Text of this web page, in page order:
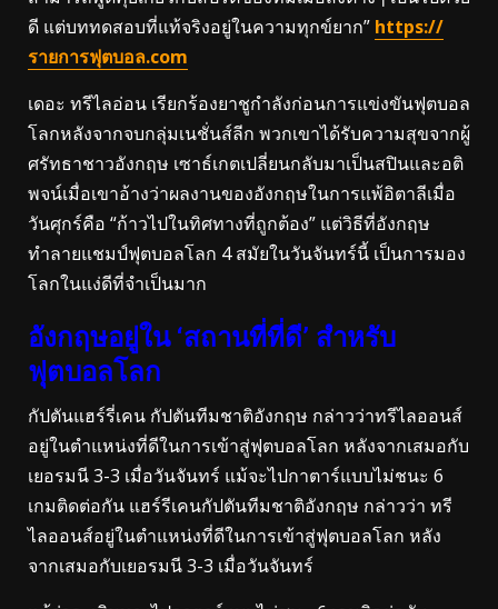
ดี แต่บททดสอบที่แท้จริงอยู่ในความทุกข์ยาก” https://
รายการฟุตบอล.com
เดอะ ทรีไลอ่อน เรียกร้องยาชูกำลังก่อนการแข่งขันฟุตบอล
โลกหลังจากจบกลุ่มเนชั่นส์ลีก พวกเขาได้รับความสุขจากผู้
ศรัทธาชาวอังกฤษ เซาธ์เกตเปลี่ยนกลับมาเป็นสปินและอติ
พจน์เมื่อเขาอ้างว่าผลงานของอังกฤษในการแพ้อิตาลีเมื่อ
วันศุกร์คือ “ก้าวไปในทิศทางที่ถูกต้อง” แต่วิธีที่อังกฤษ
ทำลายแชมป์ฟุตบอลโลก 4 สมัยในวันจันทร์นี้ เป็นการมอง
โลกในแง่ดีที่จำเป็นมาก
อังกฤษอยู่ใน ‘สถานที่ที่ดี’ สำหรับ
ฟุตบอลโลก
กัปตันแฮร์รี่เคน กัปตันทีมชาติอังกฤษ กล่าวว่าทรีไลออนส์
อยู่ในตำแหน่งที่ดีในการเข้าสู่ฟุตบอลโลก หลังจากเสมอกับ
เยอรมนี 3-3 เมื่อวันจันทร์ แม้จะไปกาตาร์แบบไม่ชนะ 6
เกมติดต่อกัน แฮร์รีเคนกัปตันทีมชาติอังกฤษ กล่าวว่า ทรี
ไลออนส์อยู่ในตำแหน่งที่ดีในการเข้าสู่ฟุตบอลโลก หลัง
จากเสมอกับเยอรมนี 3-3 เมื่อวันจันทร์